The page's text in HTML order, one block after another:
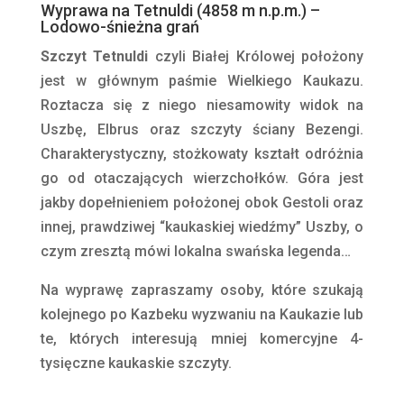
Wyprawa na Tetnuldi (4858 m n.p.m.) –
Lodowo-śnieżna grań
Szczyt Tetnuldi czyli Białej Królowej położony
jest w głównym paśmie Wielkiego Kaukazu.
Roztacza się z niego niesamowity widok na
Uszbę, Elbrus oraz szczyty ściany Bezengi.
Charakterystyczny, stożkowaty kształt odróżnia
go od otaczających wierzchołków. Góra jest
jakby dopełnieniem położonej obok Gestoli oraz
innej, prawdziwej “kaukaskiej wiedźmy” Uszby, o
czym zresztą mówi lokalna swańska legenda…
Na wyprawę zapraszamy osoby, które szukają
kolejnego po Kazbeku wyzwaniu na Kaukazie lub
te, których interesują mniej komercyjne 4-
tysięczne kaukaskie szczyty.